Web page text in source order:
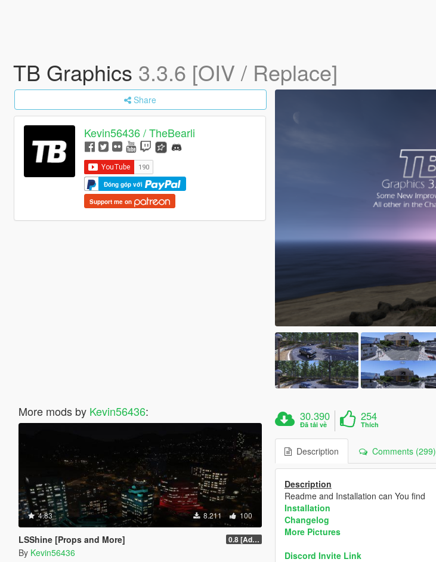
TB Graphics 3.3.6 [OIV / Replace]
Share
Kevin56436 / TheBearli
Đóng góp với
Support me on
More mods by Kevin56436:
4.83 8.211 100
LSShine [Props and More] 0.8 [Addon]
By Kevin56436
30.390
Đã tải về
254
Thích
Description Comments (299)
Description
Readme and Installation can You find
Installation
Changelog
More Pictures
Discord Invite Link